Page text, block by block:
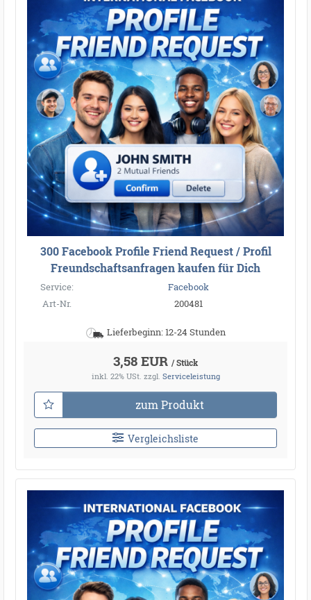
300 Facebook Profile Friend Request / Profil
Freundschaftsanfragen kaufen für Dich
Service:
Facebook
Art-Nr.
200481
Lieferbeginn: 12-24 Stunden
3,58 EUR / Stück
inkl. 22% USt. zzgl. Serviceleistung
zum Produkt
Vergleichsliste